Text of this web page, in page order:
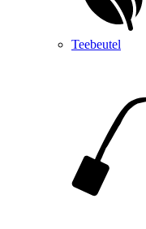
Teebeutel